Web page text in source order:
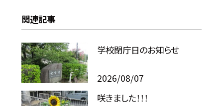
関連記事
学校閉庁日のお知らせ
2026/08/07
咲きました！！！